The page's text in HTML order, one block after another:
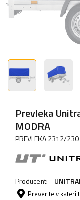
Prevleka
MODRA
PREVLEKA 2312/
Producent:
Preverite v kateri